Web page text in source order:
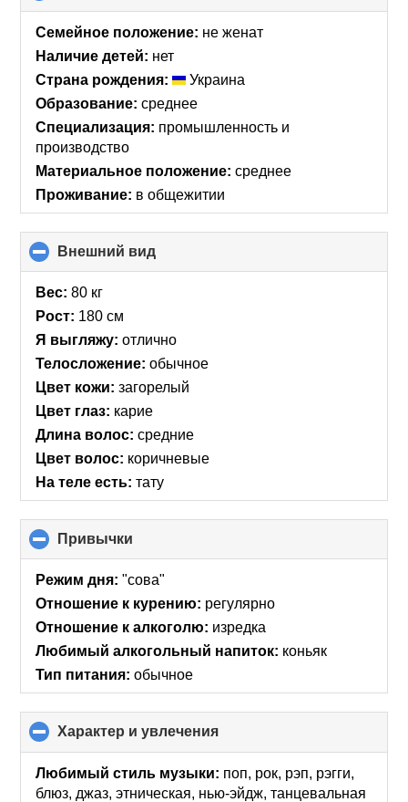
to
collapse
Семейное положение: не женат
Наличие детей: нет
Страна рождения:
Украина
Образование: среднее
Специализация: промышленность и
производство
Материальное положение: среднее
Проживание: в общежитии
Внешний вид
to
Вес: 80 кг
Рост: 180 см
Я выгляжу: отлично
Телосложение: обычное
Цвет кожи: загорелый
Цвет глаз: карие
Длина волос: средние
Цвет волос: коричневые
На теле есть: тату
Привычки
to
collapse
Режим дня: "сова"
Отношение к курению: регулярно
Отношение к алкоголю: изредка
Любимый алкогольный напиток: коньяк
Тип питания: обычное
Характер и увлечения
to
collapse
contents
Любимый стиль музыки: поп, рок, рэп, рэгги,
блюз, джаз, этническая, нью-эйдж, танцевальная